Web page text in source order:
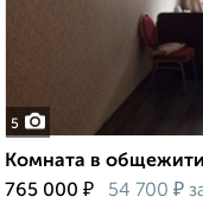
5
Комната в
765 000 ₽ 54 700 ₽